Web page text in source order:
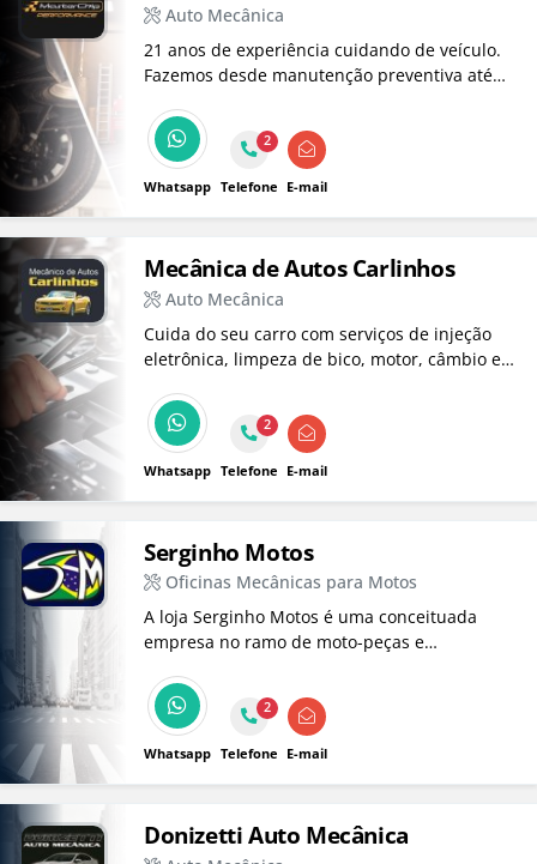
Auto Mecânica
21 anos de experiência cuidando de veículo.
Fazemos desde manutenção preventiva até
tecnologia de ponta e equipe qualificada.
Atendimento especializado para carros
comuns, híbridos e elétricos!
Whatsapp
2
Telefone E-mail
Mecânica de Autos Carlinhos
Auto Mecânica
Cuida do seu carro com serviços de injeção
eletrônica, limpeza de bico, motor, câmbio e
Whatsapp
2
Telefone E-mail
Serginho Motos
Oficinas Mecânicas para Motos
A loja Serginho Motos é uma conceituada
empresa no ramo de moto-peças e
Whatsapp
2
Telefone E-mail
Donizetti Auto Mecânica